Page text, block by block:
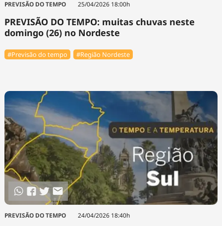
PREVISÃO DO TEMPO 25/04/2026 18:00h
PREVISÃO DO TEMPO: muitas chuvas neste
domingo (26) no Nordeste
#Previsão do tempo #Região Nordeste
PREVISÃO DO TEMPO 24/04/2026 18:40h